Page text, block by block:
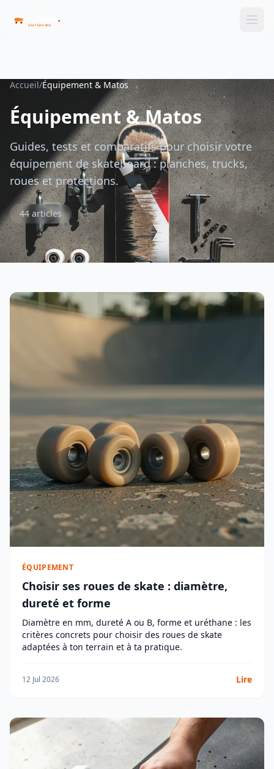
Accueil/Équipement & Matos
Équipement & Matos
Guides, tests et comparatifs pour choisir votre
équipement de skateboard : planches, trucks,
roues et protections.
44 articles
ÉQUIPEMENT
Choisir ses roues de skate : diamètre,
dureté et forme
Diamètre en mm, dureté A ou B, forme et uréthane : les
critères concrets pour choisir des roues de skate
adaptées à ton terrain et à ta pratique.
12 Jul 2026 Lire